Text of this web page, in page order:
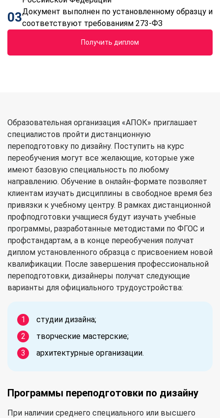
03Документ выполнен по установленному образцу и
соответствуют требованиям 273-ФЗ
Получить диплом
Образовательная организация «АПОК» приглашает
специалистов пройти дистанционную
переподготовку по дизайну. Поступить на курс
переобучения могут все желающие, которые уже
имеют базовую специальность по любому
направлению. Обучение в онлайн-формате позволяет
клиентам изучать дисциплины в свободное время без
привязки к учебному центру. В рамках дистанционной
профподготовки учащиеся будут изучать учебные
программы, разработанные методистами по ФГОС и
профстандартам, а в конце переобучения получат
диплом установленного образца с присвоением новой
квалификации. После завершения профессиональной
переподготовки, дизайнеры получат следующие
варианты для официального трудоустройства:
студии дизайна;
творческие мастерские;
архитектурные организации.
Программы переподготовки по дизайну
При наличии среднего специального или высшего